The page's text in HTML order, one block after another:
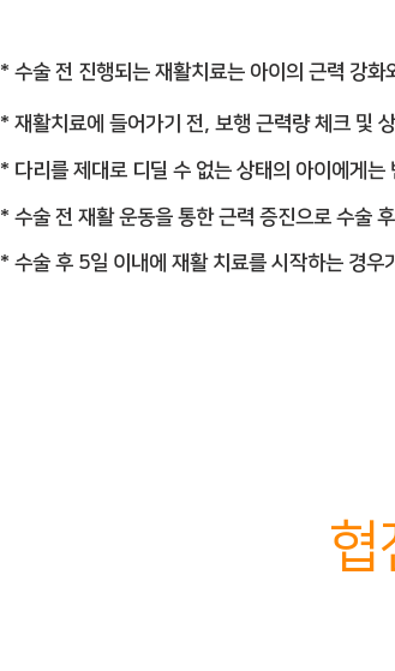
* 수술 전 진행되는 재활치료는 아이의 근력 강
* 재활치료에 들어가기 전, 보행 근력량 체크 및
* 다리를 제대로 디딜 수 없는 상태의 아이에게
* 수술 전 재활 운동을 통한 근력 증진으로 수술
* 수술 후 5일 이내에 재활 치료를 시작하는 경우